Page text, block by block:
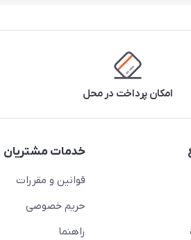
امکان پرداخت در محل
خدمات مشتریان
قوانین و مقررات
حریم خصوصی
راهنما